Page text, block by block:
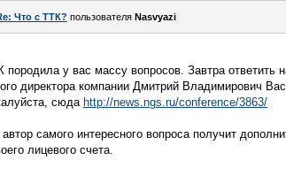
Что с ТТК? пользователя Nasvyazi
у вас массу вопросов. Завтра
директора компании Дмитрий Владимирович
сюда http://news.ngs.ru/conference/3863/
самого интересного вопроса получит
лицевого счета.